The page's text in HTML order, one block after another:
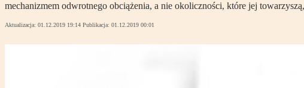
mechanizmem odwrotnego obciążenia, a nie okoliczności, które jej
Aktualizacja: 01.12.2019 19:14 Publikacja: 01.12.2019 00:01